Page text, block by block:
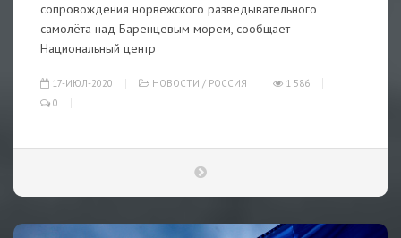
сопровождения норвежского разведывательного
самолёта над Баренцевым морем, сообщает
Национальный центр
17-ИЮЛ-2020 НОВОСТИ / РОССИЯ
1 586
0